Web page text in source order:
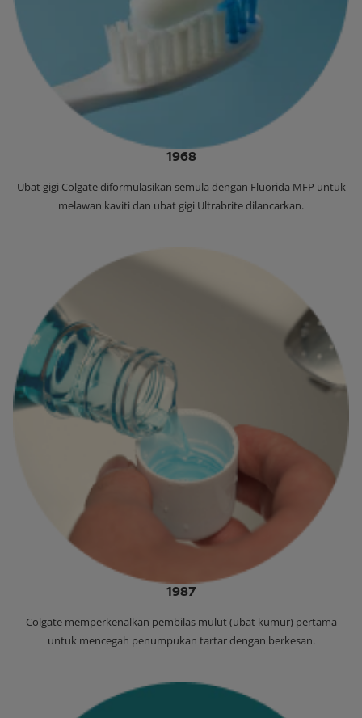
1968
‌Ubat gigi Colgate diformulasikan semula dengan Fluorida MFP untuk
melawan kaviti dan ubat gigi Ultrabrite dilancarkan.
1987
‌Colgate memperkenalkan pembilas mulut (ubat kumur) pertama
untuk mencegah penumpukan tartar dengan berkesan.